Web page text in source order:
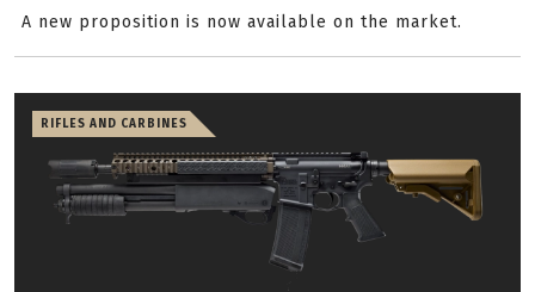
A new proposition is now available on the market.
RIFLES AND CARBINES